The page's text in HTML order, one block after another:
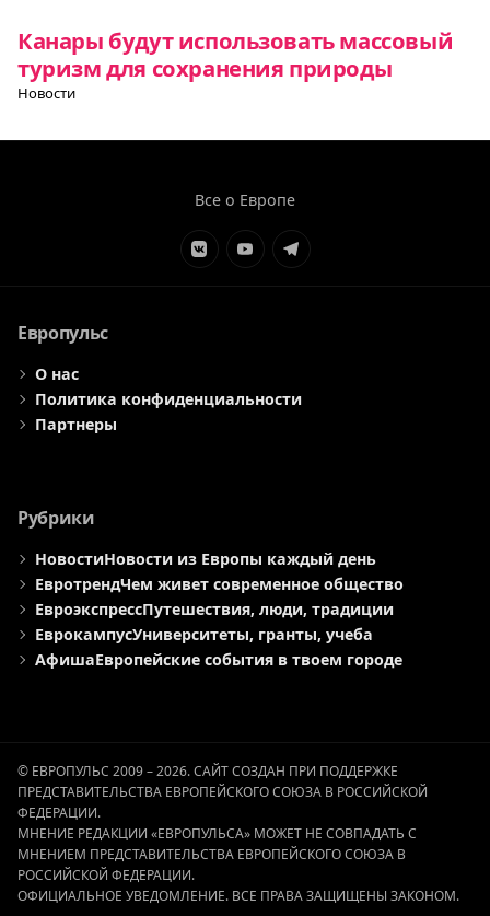
Канары будут использовать массовый
туризм для сохранения природы
Новости
Все о Европе
ЭлементЭлементЭлемент
Европульс
О нас
Политика конфиденциальности
Партнеры
Рубрики
НовостиНовости из Европы каждый день
ЕвротрендЧем живет современное общество
ЕвроэкспрессПутешествия, люди, традиции
ЕврокампусУниверситеты, гранты, учеба
АфишаЕвропейские события в твоем городе
© ЕВРОПУЛЬС 2009 – 2026. САЙТ СОЗДАН ПРИ ПОДДЕРЖКЕ
ПРЕДСТАВИТЕЛЬСТВА ЕВРОПЕЙСКОГО СОЮЗА В РОССИЙСКОЙ
ФЕДЕРАЦИИ.
МНЕНИЕ РЕДАКЦИИ «ЕВРОПУЛЬСА» МОЖЕТ НЕ СОВПАДАТЬ С
МНЕНИЕМ ПРЕДСТАВИТЕЛЬСТВА ЕВРОПЕЙСКОГО СОЮЗА В
РОССИЙСКОЙ ФЕДЕРАЦИИ.
ОФИЦИАЛЬНОЕ УВЕДОМЛЕНИЕ. ВСЕ ПРАВА ЗАЩИЩЕНЫ ЗАКОНОМ.